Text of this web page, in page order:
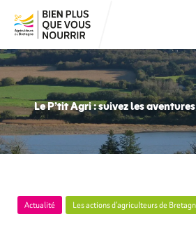
Le P’tit Agri : suivez les
Actualité Les actions d’agriculteurs de